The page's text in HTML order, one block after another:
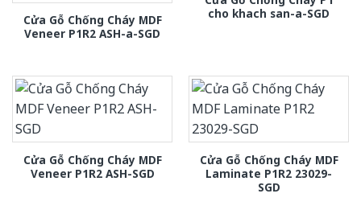
Cửa Gỗ Chống Cháy MDF
Veneer P1R2 ASH-a-SGD
cho khach san-a-SGD
Cửa Gỗ Chống Cháy MDF
Veneer P1R2 ASH-SGD
Cửa Gỗ Chống Cháy MDF
Laminate P1R2 23029-
SGD